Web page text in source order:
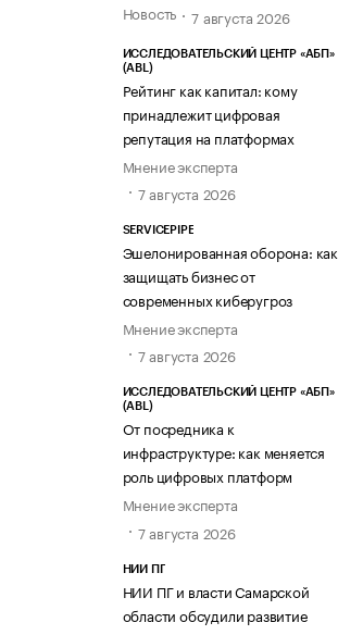
Новость
7 августа 2026
ИССЛЕДОВАТЕЛЬСКИЙ ЦЕНТР «АБП»
(ABL)
Рейтинг как капитал: кому
принадлежит цифровая
репутация на платформах
Мнение эксперта
7 августа 2026
SERVICEPIPE
Эшелонированная оборона: как
защищать бизнес от
современных киберугроз
Мнение эксперта
7 августа 2026
ИССЛЕДОВАТЕЛЬСКИЙ ЦЕНТР «АБП»
(ABL)
От посредника к
инфраструктуре: как меняется
роль цифровых платформ
Мнение эксперта
7 августа 2026
НИИ ПГ
НИИ ПГ и власти Самарской
области обсудили развитие